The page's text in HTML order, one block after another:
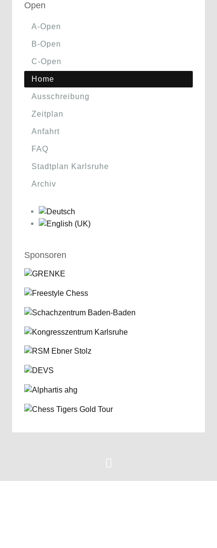
Open
A-Open
B-Open
C-Open
Home
Ausschreibung
Zeitplan
Anfahrt
FAQ
Stadtplan Karlsruhe
Archiv
Sponsoren